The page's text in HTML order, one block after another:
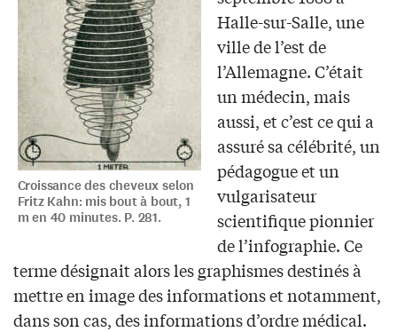
Croissance des cheveux selon
Fritz Kahn: mis bout à bout, 1
m en 40 minutes. P. 281.
Halle-sur-Salle, une
ville de l’est de
l’Allemagne. C’était
un médecin, mais
aussi, et c’est ce qui a
assuré sa célébrité, un
pédagogue et un
vulgarisateur
scientifique pionnier
de l’infographie. Ce
terme désignait alors les graphismes destinés à
mettre en image des informations et notamment,
dans son cas, des informations d’ordre médical.